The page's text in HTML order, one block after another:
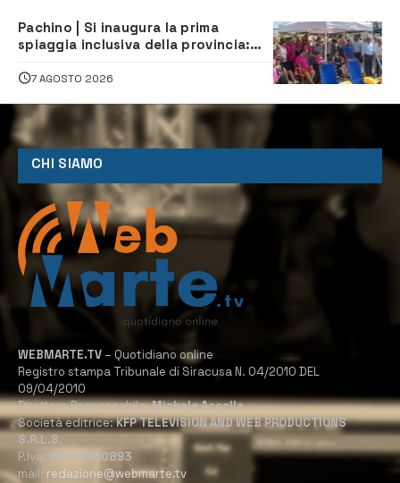
Pachino | Si inaugura la prima
spiaggia inclusiva della provincia:
tutti
7 AGOSTO 2026
CHI SIAMO
WEBMARTE.TV – Quotidiano online
Registro stampa Tribunale di Siracusa N. 04/2010 DEL
09/04/2010
Direttore Responsabile:Michele Accolla
Società editrice:KFP TELEVISION AND WEB PRODUCTIONS
S.R.L.S.
P.Iva: 02184950893
mail: redazione@webmarte.tv